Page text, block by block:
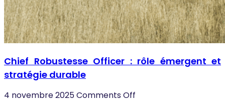
Chief Robustesse Officer : rôle émergent et
stratégie durable
4 novembre 2025Comments Off